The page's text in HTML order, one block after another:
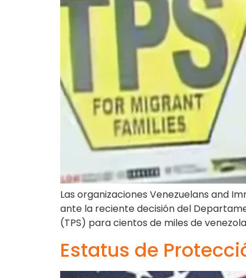
Las organizaciones Venezuelans and
ante la reciente decisión del
(TPS) para cientos de miles de
Estatus de